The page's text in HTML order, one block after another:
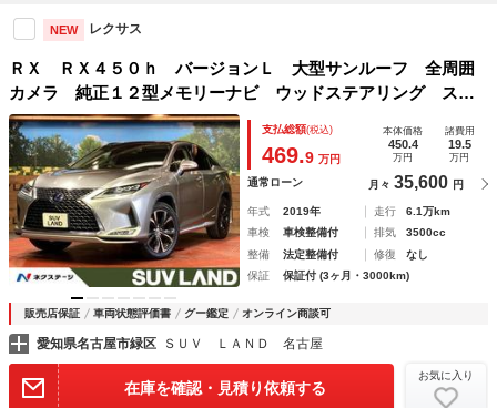
NEW レクサス
ＲＸ ＲＸ４５０ｈ バージョンＬ 大型サンルーフ 全周囲
カメラ 純正１２型メモリーナビ ウッドステアリング ステ
アリングヒーター レーダークルーズコントロール ヘッドア
ップディスプレイ ドライブレコーダー パワーバックドア
支払総額(税込)
469.9 万円
本体価格
450.4
万円
諸費用
19.5
万円
通常ローン 月々 35,600 円
年式 2019年 走行
6.1万km
車検
車検整備付 排気
3500cc
整備
法定整備付 修復
なし
保証
保証付 (3ヶ月・3000km)
販売店保証 車両状態評価書 グー鑑定 オンライン商談可
愛知県名古屋市緑区 ＳＵＶ ＬＡＮＤ 名古屋
在庫を確認・見積り依頼する
お気に入り